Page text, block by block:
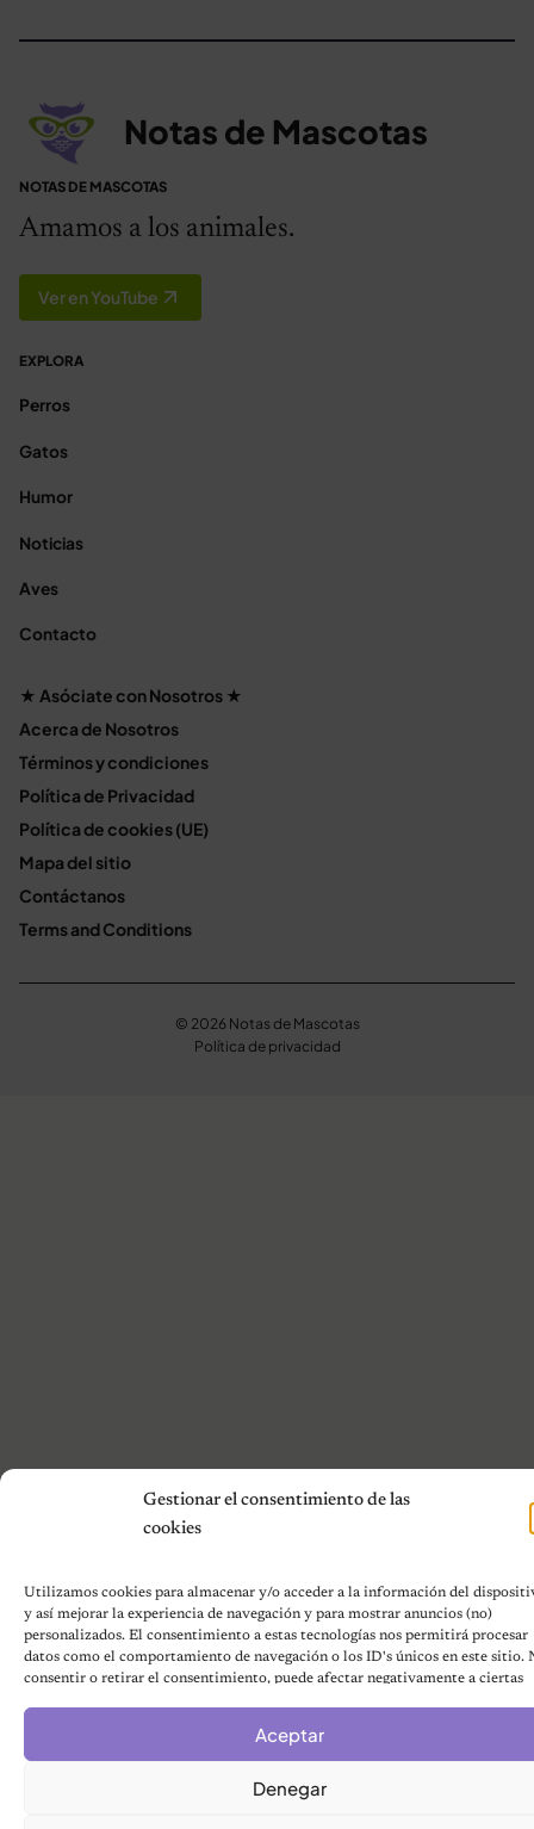
Gestionar el consentimiento de las
cookies
Utilizamos cookies para almacenar y/o acceder a la información del
y así mejorar la experiencia de navegación y para mostrar anuncios (no)
personalizados. El consentimiento a estas tecnologías nos permitirá procesar
datos como el comportamiento de navegación o los ID's únicos en este sitio.
consentir o retirar el consentimiento, puede afectar negativamente a ciertas
Aceptar
Denegar
Notas de Mascotas
NOTAS DE MASCOTAS
Amamos a los animales.
Ver en YouTube
EXPLORA
Perros
Gatos
Humor
Noticias
Aves
Contacto
★ Asóciate con Nosotros ★
Acerca de Nosotros
Términos y condiciones
Política de Privacidad
Política de cookies (UE)
Mapa del sitio
Contáctanos
Terms and Conditions
© 2026 Notas de Mascotas
Política de privacidad